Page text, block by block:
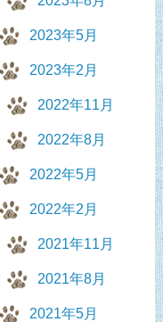
2023年5月
2023年2月
2022年11月
2022年8月
2022年5月
2022年2月
2021年11月
2021年8月
2021年5月